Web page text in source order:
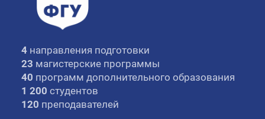
4 направления подготовки
23 магистерские программы
40 программ дополнительного образования
1 200 студентов
120 преподавателей